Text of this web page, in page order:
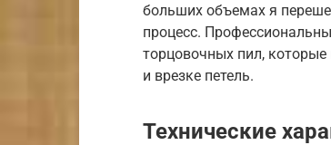
больших объемах я
процесс.
торцовочных пил,
и врезке петель.
Технические